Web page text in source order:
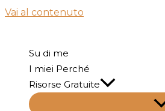
Vai al contenuto
Su di me
I miei Perché
Risorse Gratuite